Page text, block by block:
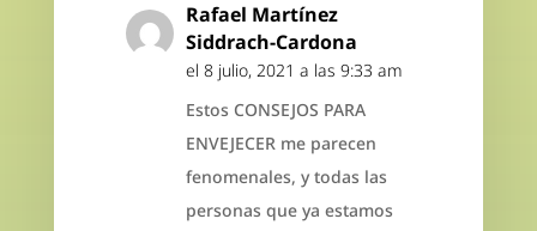
Rafael Martínez
Siddrach-Cardona
el 8 julio, 2021 a las 9:33 am
Estos CONSEJOS PARA
ENVEJECER me parecen
fenomenales, y todas las
personas que ya estamos